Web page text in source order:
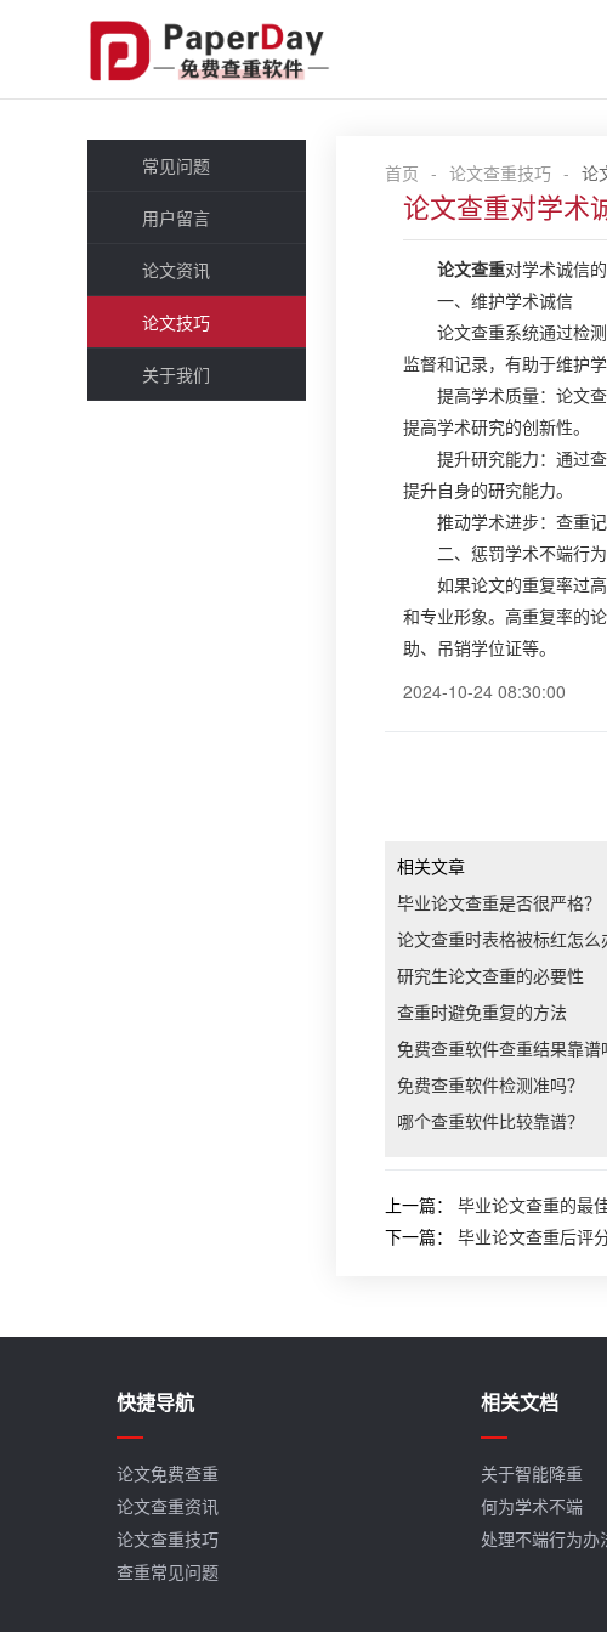
常见问题
用户留言
论文资讯
论文技巧
关于我们
首页 - 论文查重技巧 - 论
论文查重对学术
论文查重对学术诚信
一、维护学术诚信
论文查重系统通过检
监督和记录，有助于维护
提高学术质量：论文
提高学术研究的创新性。
提升研究能力：通过
提升自身的研究能力。
推动学术进步：查重
二、惩罚学术不端行为
如果论文的重复率过
和专业形象。高重复率的
助、吊销学位证等。
2024-10-24 08:30:00
相关文章
毕业论文查重是否很严格？
论文查重时表格被标红怎么
研究生论文查重的必要性
查重时避免重复的方法
免费查重软件查重结果靠谱
免费查重软件检测准吗？
哪个查重软件比较靠谱？
上一篇： 毕业论文查重的最
下一篇： 毕业论文查重后评
快捷导航
论文免费查重
论文查重资讯
论文查重技巧
查重常见问题
相关文档
关于智能降重
何为学术不端
处理不端行为办